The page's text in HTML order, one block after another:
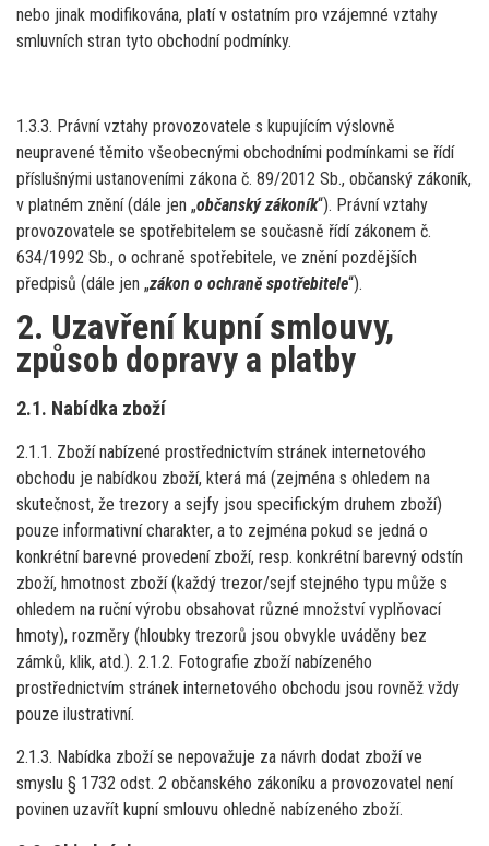
nebo jinak modifikována, platí v ostatním pro vzájemné vztahy
smluvních stran tyto obchodní podmínky.
1.3.3. Právní vztahy provozovatele s kupujícím výslovně
neupravené těmito všeobecnými obchodními podmínkami se řídí
příslušnými ustanoveními zákona č. 89/2012 Sb., občanský zákoník,
v platném znění (dále jen „občanský zákoník“). Právní vztahy
provozovatele se spotřebitelem se současně řídí zákonem č.
634/1992 Sb., o ochraně spotřebitele, ve znění pozdějších
předpisů (dále jen „zákon o ochraně spotřebitele“).
2. Uzavření kupní smlouvy,
způsob dopravy a platby
2.1. Nabídka zboží
2.1.1. Zboží nabízené prostřednictvím stránek internetového
obchodu je nabídkou zboží, která má (zejména s ohledem na
skutečnost, že trezory a sejfy jsou specifickým druhem zboží)
pouze informativní charakter, a to zejména pokud se jedná o
konkrétní barevné provedení zboží, resp. konkrétní barevný odstín
zboží, hmotnost zboží (každý trezor/sejf stejného typu může s
ohledem na ruční výrobu obsahovat různé množství vyplňovací
hmoty), rozměry (hloubky trezorů jsou obvykle uváděny bez
zámků, klik, atd.). 2.1.2. Fotografie zboží nabízeného
prostřednictvím stránek internetového obchodu jsou rovněž vždy
pouze ilustrativní.
2.1.3. Nabídka zboží se nepovažuje za návrh dodat zboží ve
smyslu § 1732 odst. 2 občanského zákoníku a provozovatel není
povinen uzavřít kupní smlouvu ohledně nabízeného zboží.